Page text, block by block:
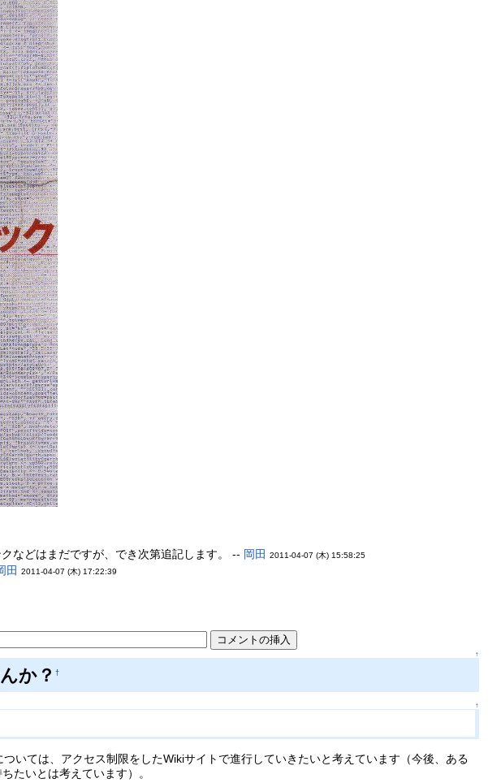
などはまだですが、でき次第追記します。 -- 岡田 2011-04-07 (木) 15:58:25
田 2011-04-07 (木) 17:22:39
↑
か？†
↑
いては、アクセス制限をしたWikiサイトで進行していきたいと考えています（今後、ある
たいとは考えています）。